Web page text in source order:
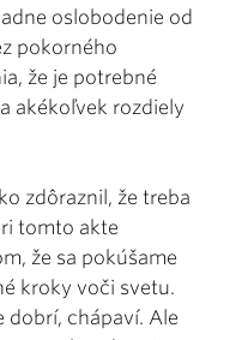
oslobodenie od
pokorného
že je potrebné
akékoľvek rozdiely
zdôraznil, že treba
tomto akte
že sa pokúšame
kroky voči svetu.
dobrí, chápaví. Ale